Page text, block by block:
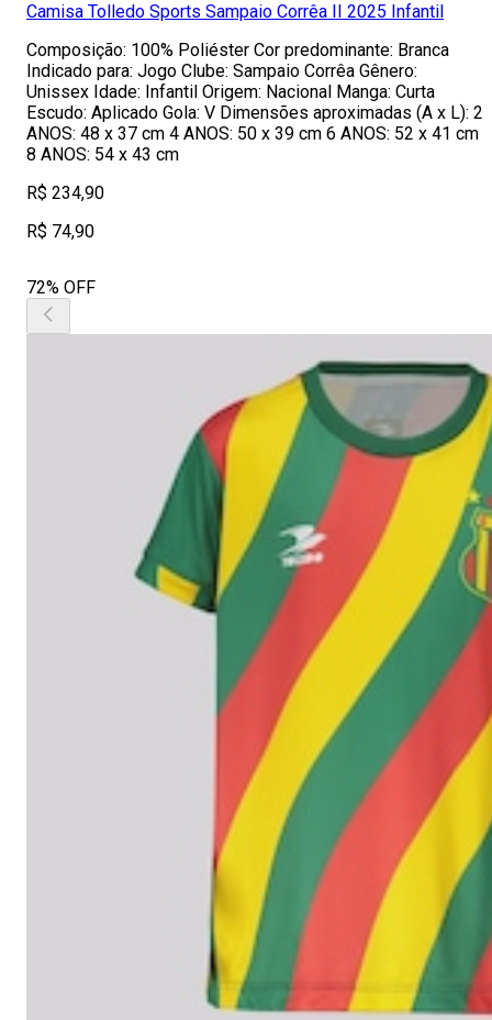
Camisa Tolledo Sports Sampaio Corrêa II 2025 Infantil
Composição: 100% Poliéster Cor predominante: Branca
Indicado para: Jogo Clube: Sampaio Corrêa Gênero:
Unissex Idade: Infantil Origem: Nacional Manga: Curta
Escudo: Aplicado Gola: V Dimensões aproximadas (A x L): 2
ANOS: 48 x 37 cm 4 ANOS: 50 x 39 cm 6 ANOS: 52 x 41 cm
8 ANOS: 54 x 43 cm
R$ 234,90
R$ 74,90
72% OFF